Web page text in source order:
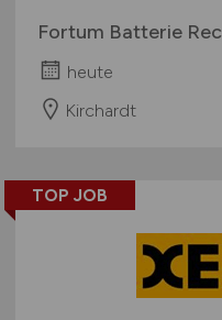
Fortum Batterie
heute
Kirchardt
TOP JOB